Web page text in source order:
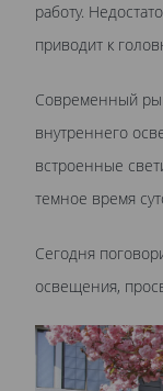
работу.
приводит к
Современный
внутреннего
встроенные
темное время
Сегодня
освещения,